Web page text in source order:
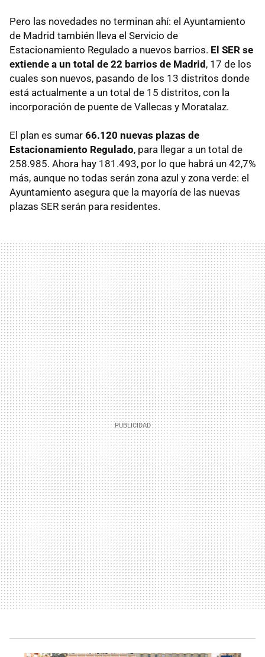
Pero las novedades no terminan ahí: el Ayuntamiento
de Madrid también lleva el Servicio de
Estacionamiento Regulado a nuevos barrios. El SER se
extiende a un total de 22 barrios de Madrid , 17 de los
cuales son nuevos, pasando de los 13 distritos donde
está actualmente a un total de 15 distritos, con la
incorporación de puente de Vallecas y Moratalaz.
El plan es sumar 66.120 nuevas plazas de
Estacionamiento Regulado, para llegar a un total de
258.985. Ahora hay 181.493, por lo que habrá un 42,7%
más, aunque no todas serán zona azul y zona verde: el
Ayuntamiento asegura que la mayoría de las nuevas
plazas SER serán para residentes.